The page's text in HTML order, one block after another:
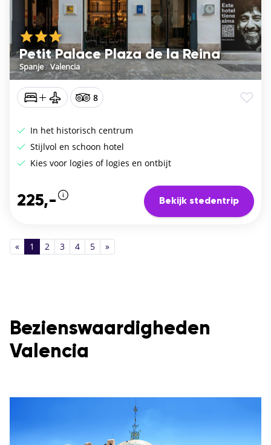
Petit Palace Plaza de la Reina
Spanje/Valencia
8
In het historisch centrum
Stijlvol en schoon hotel
Kies voor logies of logies en ontbijt
225,- Bekijk stedentrip
« 1 2 3 4 5 »
Bezienswaardigheden
Valencia